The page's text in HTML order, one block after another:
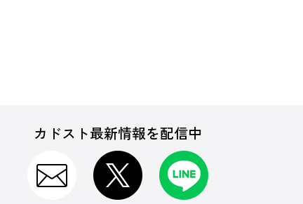
カドスト最新情報を配信中